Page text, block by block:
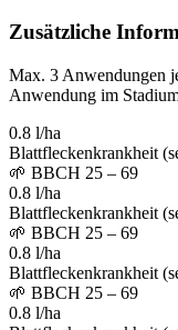
Zusätzliche
Max. 3 Anwendungen
Anwendung im
0.8 l/ha
Blattfleckenkrankheit
🌱 BBCH 25 – 69
0.8 l/ha
Blattfleckenkrankheit
🌱 BBCH 25 – 69
0.8 l/ha
Blattfleckenkrankheit
🌱 BBCH 25 – 69
0.8 l/ha